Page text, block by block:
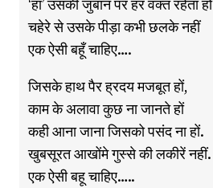
‘हां’ उसकी जुबान पर हर वक्त रहेता हों
चहेरे से उसके पीड़ा कभी छलके नहीं
एक ऐसी बहूँ चाहिए….
जिसके हाथ पैर ह्रदय मजबूत हों,
काम के अलावा कुछ ना जानते हों
कही आना जाना जिसको पसंद ना हों.
खुबसूरत आखोंमे गुस्से की लकीरें नहीं.
एक ऐसी बहू चाहिए…..